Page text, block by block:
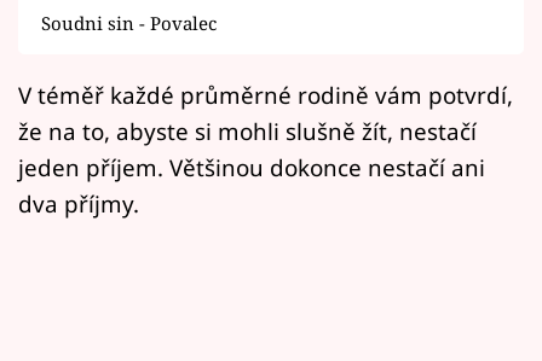
Filmový festival Karlovy Vary
Mámy sobě
Přihlášení
Soudni sin - Povalec
V téměř každé průměrné rodině vám potvrdí,
že na to, abyste si mohli slušně žít, nestačí
jeden příjem. Většinou dokonce nestačí ani
dva příjmy.